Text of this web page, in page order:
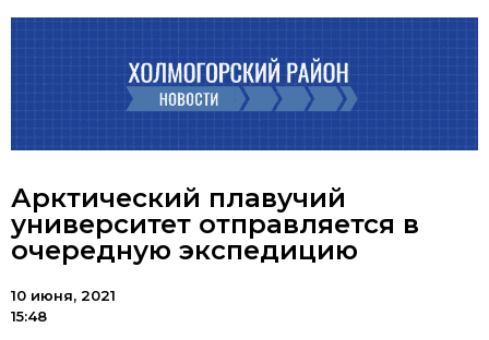
Арктический плавучий
университет отправляется в
очередную экспедицию
10 июня, 2021
15:48